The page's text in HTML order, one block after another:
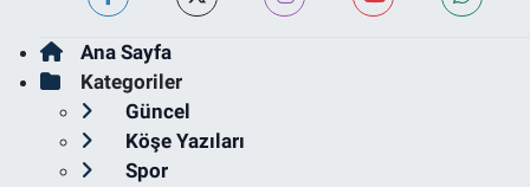
Ana Sayfa
Kategoriler
Güncel
Köşe Yazıları
Spor